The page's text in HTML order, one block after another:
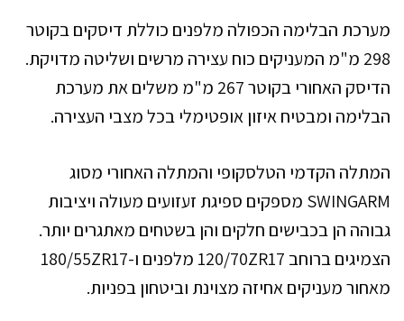
מערכת הבלימה הכפולה מלפנים כוללת דיסקים בקוטר
298 מ"מ המעניקים כוח עצירה מרשים ושליטה מדויקת.
הדיסק האחורי בקוטר 267 מ"מ משלים את מערכת
הבלימה ומבטיח איזון אופטימלי בכל מצבי העצירה.
המתלה הקדמי הטלסקופי והמתלה האחורי מסוג
SWINGARM מספקים ספיגת זעזועים מעולה ויציבות
גבוהה הן בכבישים חלקים והן בשטחים מאתגרים יותר.
הצמיגים ברוחב 120/70ZR17 מלפנים ו-180/55ZR17
מאחור מעניקים אחיזה מצוינת וביטחון בפניות.